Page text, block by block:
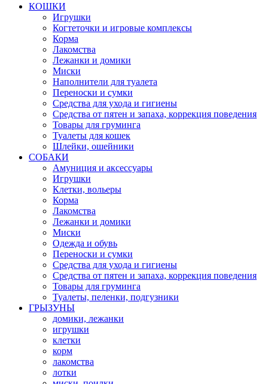
КОШКИ
Игрушки
Когтеточки и игровые комплексы
Корма
Лакомства
Лежанки и домики
Миски
Наполнители для туалета
Переноски и сумки
Средства для ухода и гигиены
Средства от пятен и запаха, коррекция поведения
Товары для груминга
Туалеты для кошек
Шлейки, ошейники
СОБАКИ
Амуниция и аксессуары
Игрушки
Клетки, вольеры
Корма
Лакомства
Лежанки и домики
Миски
Одежда и обувь
Переноски и сумки
Средства для ухода и гигиены
Средства от пятен и запаха, коррекция поведения
Товары для груминга
Туалеты, пеленки, подгузники
ГРЫЗУНЫ
домики, лежанки
игрушки
клетки
корм
лакомства
лотки